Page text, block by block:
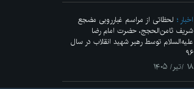
اخبار
لحظاتی از مراسم غبارروبی مضجع
شریف ثامن‌الحجج، حضرت امام رضا
علیه‌السلام توسط رهبر شهید انقلاب در سال
۹۶
۱۸ /تیر/ ۱۴۰۵